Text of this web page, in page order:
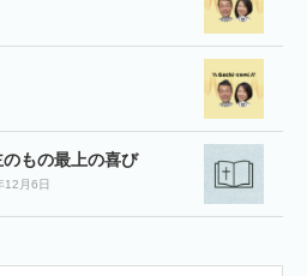
もの最上の喜び
12月6日